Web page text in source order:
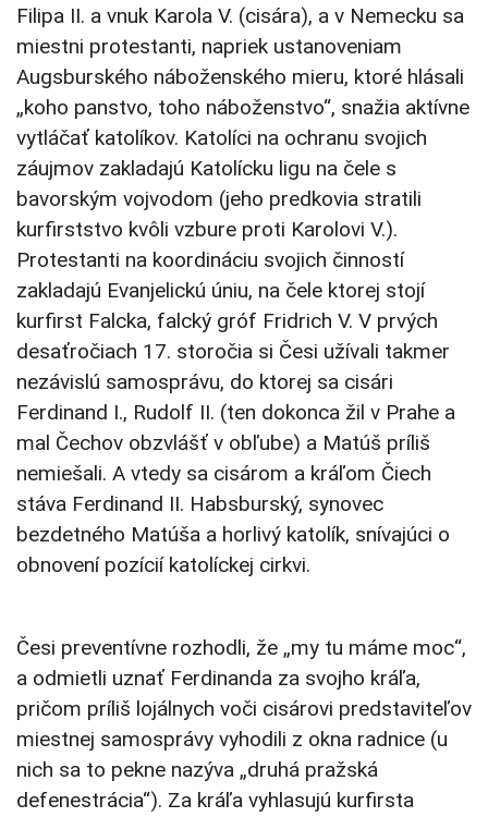
Filipa II. a vnuk Karola V. (cisára), a v Nemecku sa
miestni protestanti, napriek ustanoveniam
Augsburského náboženského mieru, ktoré hlásali
„koho panstvo, toho náboženstvo“, snažia aktívne
vytláčať katolíkov. Katolíci na ochranu svojich
záujmov zakladajú Katolícku ligu na čele s
bavorským vojvodom (jeho predkovia stratili
kurfirststvo kvôli vzbure proti Karolovi V.).
Protestanti na koordináciu svojich činností
zakladajú Evanjelickú úniu, na čele ktorej stojí
kurfirst Falcka, falcký gróf Fridrich V. V prvých
desaťročiach 17. storočia si Česi užívali takmer
nezávislú samosprávu, do ktorej sa cisári
Ferdinand I., Rudolf II. (ten dokonca žil v Prahe a
mal Čechov obzvlášť v obľube) a Matúš príliš
nemiešali. A vtedy sa cisárom a kráľom Čiech
stáva Ferdinand II. Habsburský, synovec
bezdetného Matúša a horlivý katolík, snívajúci o
obnovení pozícií katolíckej cirkvi.
Česi preventívne rozhodli, že „my tu máme moc“,
a odmietli uznať Ferdinanda za svojho kráľa,
pričom príliš lojálnych voči cisárovi predstaviteľov
miestnej samosprávy vyhodili z okna radnice (u
nich sa to pekne nazýva „druhá pražská
defenestrácia“). Za kráľa vyhlasujú kurfirsta